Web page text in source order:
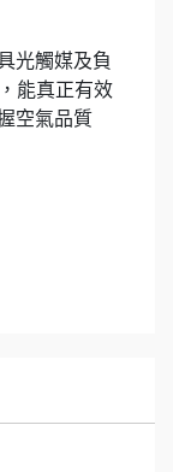
光觸媒及負
能真正有效
空氣品質